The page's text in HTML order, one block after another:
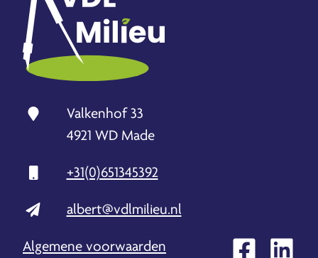
Valkenhof 33
4921 WD Made
+31(0)651345392
albert@vdlmilieu.nl
Algemene voorwaarden